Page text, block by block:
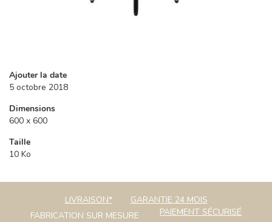
Ajouter la date
5 octobre 2018
Dimensions
600 x 600
Taille
10 Ko
LIVRAISON*
GARANTIE 24 MOIS
FABRICATION SUR MESURE
PAIEMENT SÉCURISÉ